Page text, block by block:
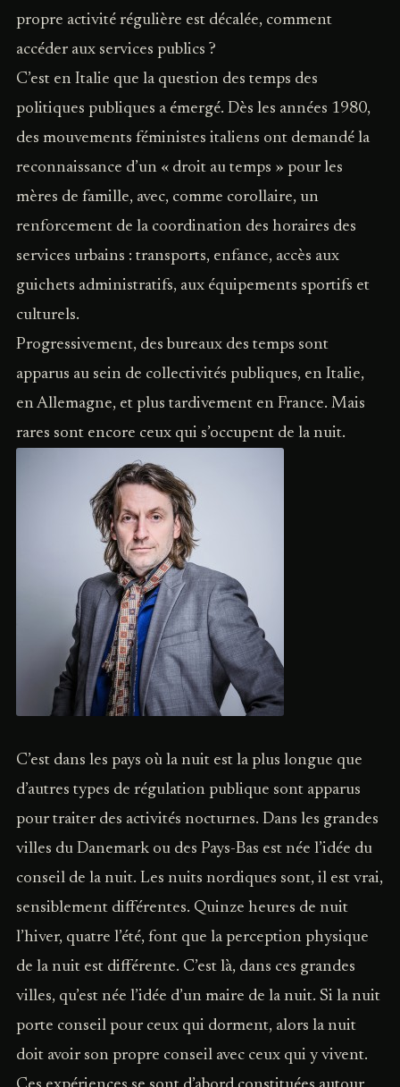
propre activité régulière est décalée, comment
accéder aux services publics ?
C’est en Italie que la question des temps des
politiques publiques a émergé. Dès les années 1980,
des mouvements féministes italiens ont demandé la
reconnaissance d’un « droit au temps » pour les
mères de famille, avec, comme corollaire, un
renforcement de la coordination des horaires des
services urbains : transports, enfance, accès aux
guichets administratifs, aux équipements sportifs et
culturels.
Progressivement, des bureaux des temps sont
apparus au sein de collectivités publiques, en Italie,
en Allemagne, et plus tardivement en France. Mais
rares sont encore ceux qui s’occupent de la nuit.
C’est dans les pays où la nuit est la plus longue que
d’autres types de régulation publique sont apparus
pour traiter des activités nocturnes. Dans les grandes
villes du Danemark ou des Pays-Bas est née l’idée du
conseil de la nuit. Les nuits nordiques sont, il est vrai,
sensiblement différentes. Quinze heures de nuit
l’hiver, quatre l’été, font que la perception physique
de la nuit est différente. C’est là, dans ces grandes
villes, qu’est née l’idée d’un maire de la nuit. Si la nuit
porte conseil pour ceux qui dorment, alors la nuit
doit avoir son propre conseil avec ceux qui y vivent.